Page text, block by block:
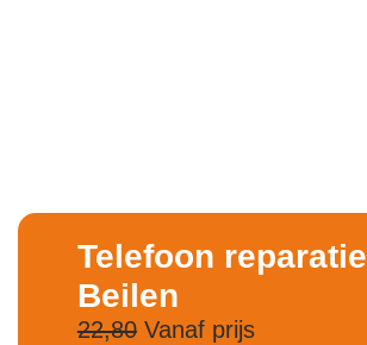
Telefoon reparatie
Beilen
22,80Vanaf prijs